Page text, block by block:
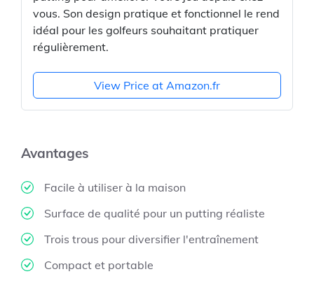
vous. Son design pratique et fonctionnel le rend
idéal pour les golfeurs souhaitant pratiquer
régulièrement.
View Price at Amazon.fr
Avantages
Facile à utiliser à la maison
Surface de qualité pour un putting réaliste
Trois trous pour diversifier l'entraînement
Compact et portable